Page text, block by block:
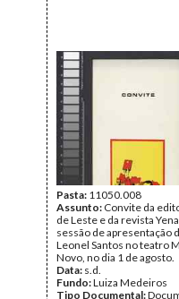
Pasta: 11050.008
Assunto: Convite da
de Leste e da revista
sessão de apresentação
Leonel Santos no teatro
Novo, no dia 1 de agosto.
Data: s.d.
Fundo:Luiza Medeiros
Tipo Documental: